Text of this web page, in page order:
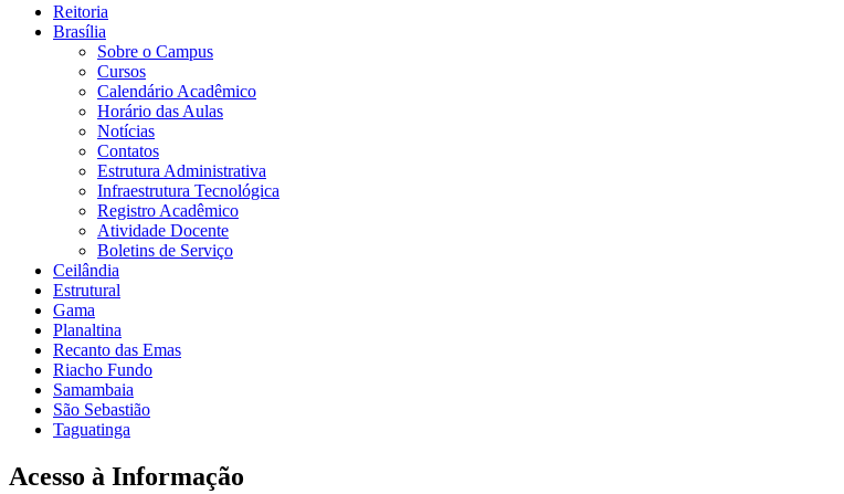
Reitoria
Brasília
Sobre o Campus
Cursos
Calendário Acadêmico
Horário das Aulas
Notícias
Contatos
Estrutura Administrativa
Infraestrutura Tecnológica
Registro Acadêmico
Atividade Docente
Boletins de Serviço
Ceilândia
Estrutural
Gama
Planaltina
Recanto das Emas
Riacho Fundo
Samambaia
São Sebastião
Taguatinga
Acesso à Informação